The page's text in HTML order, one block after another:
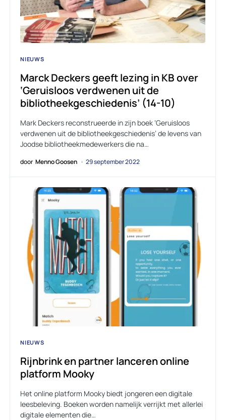
NIEUWS
Marck Deckers geeft lezing in KB over
‘Geruisloos verdwenen uit de
bibliotheekgeschiedenis’ (14-10)
Mark Deckers reconstrueerde in zijn boek ‘Geruisloos
verdwenen uit de bibliotheekgeschiedenis’ de levens van
Joodse bibliotheekmedewerkers die na…
door Menno Goosen 29 september 2022
NIEUWS
Rijnbrink en partner lanceren online
platform Mooky
Het online platform Mooky biedt jongeren een digitale
leesbeleving. Boeken worden namelijk verrijkt met allerlei
digitale elementen die…